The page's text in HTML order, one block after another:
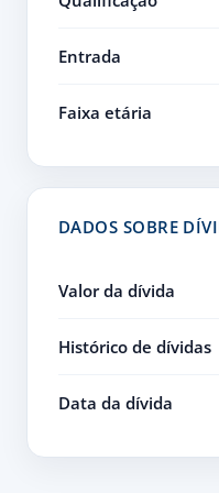
Entrada
Faixa etária
DADOS SOBRE
Valor da dívida
Histórico de dívidas
Data da dívida